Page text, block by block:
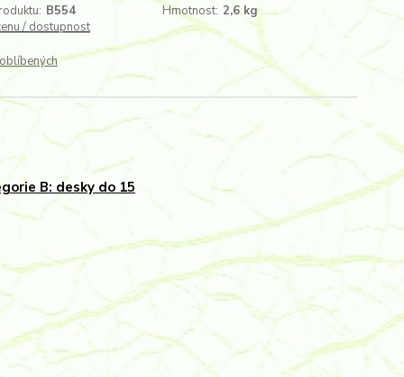
B554 Hmotnost: 2,6 kg
/ dostupnost
B: desky do 15